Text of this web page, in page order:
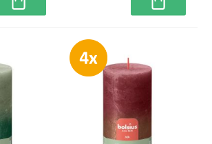
In winkelwagen In